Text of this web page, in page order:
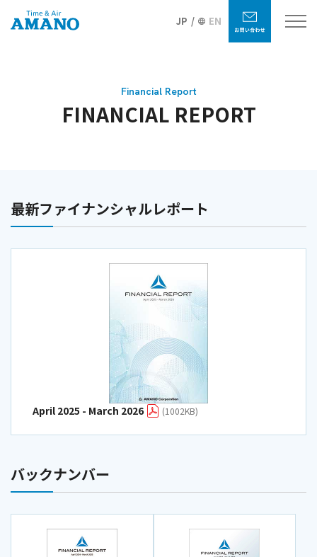
JP EN
Financial Report
FINANCIAL REPORT
最新ファイナンシャルレポート
April 2025 - March 2026 (1002KB)
バックナンバー